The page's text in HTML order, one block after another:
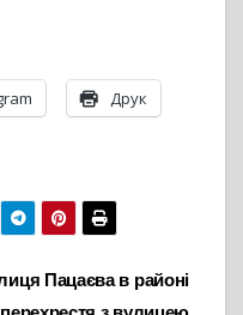
Друк
Пацаєва в районі